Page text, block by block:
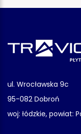
ul. Wrocławska 9c
95-082 Dobroń
woj: łódzkie, powiat: